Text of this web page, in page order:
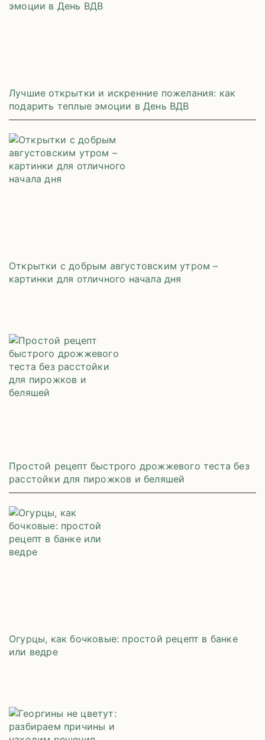
Лучшие открытки и искренние пожелания: как
подарить теплые эмоции в День ВДВ
Открытки с добрым августовским утром –
картинки для отличного начала дня
Простой рецепт быстрого дрожжевого теста без
расстойки для пирожков и беляшей
Огурцы, как бочковые: простой рецепт в банке
или ведре